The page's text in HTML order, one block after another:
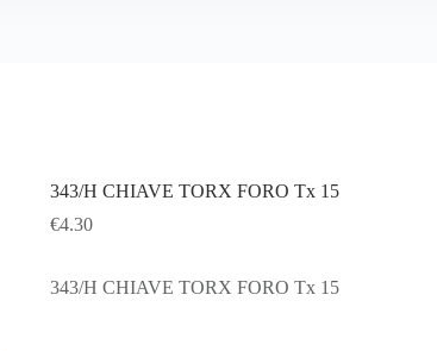
343/H CHIAVE TORX FORO Tx 15
€4.30
343/H CHIAVE TORX FORO Tx 15